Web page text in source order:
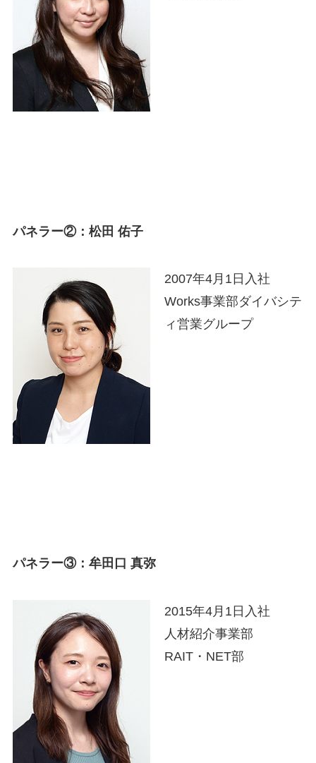
パネラー②：松田 佑子
2007年4月1日入社
Works事業部ダイバシテ
ィ営業グループ
パネラー③：牟田口 真弥
2015年4月1日入社
人材紹介事業部
RAIT・NET部